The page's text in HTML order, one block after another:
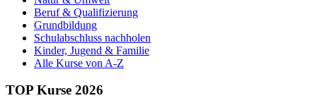
Beruf & Qualifizierung
Grundbildung
Schulabschluss nachholen
Kinder, Jugend & Familie
Alle Kurse von A-Z
TOP Kurse 2026